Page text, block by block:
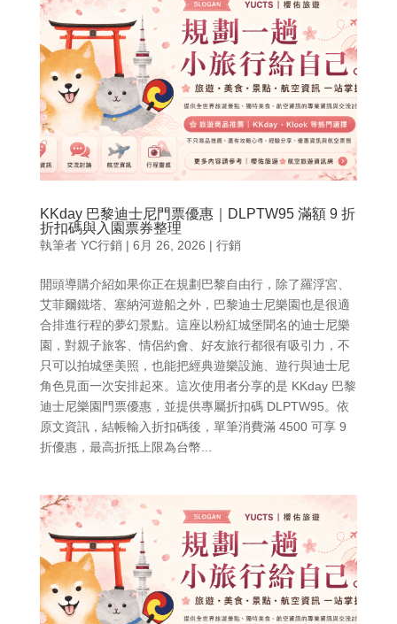
KKday 巴黎迪士尼門票優惠｜DLPTW95 滿額 9 折
折扣碼與入園票券整理
執筆者 YC行銷| 6月 26, 2026 | 行銷
開頭導購介紹如果你正在規劃巴黎自由行，除了羅浮宮、
艾菲爾鐵塔、塞納河遊船之外，巴黎迪士尼樂園也是很適
合排進行程的夢幻景點。這座以粉紅城堡聞名的迪士尼樂
園，對親子旅客、情侶約會、好友旅行都很有吸引力，不
只可以拍城堡美照，也能把經典遊樂設施、遊行與迪士尼
角色見面一次安排起來。這次使用者分享的是 KKday 巴黎
迪士尼樂園門票優惠，並提供專屬折扣碼 DLPTW95。依
原文資訊，結帳輸入折扣碼後，單筆消費滿 4500 可享 9
折優惠，最高折抵上限為台幣...